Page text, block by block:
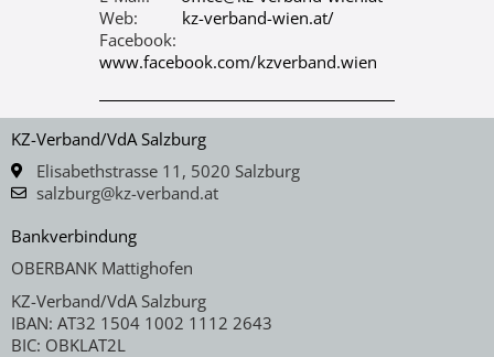
Web: kz-verband-wien.at/
Facebook:
www.facebook.com/kzverband.wien
KZ-Verband/VdA Salzburg
Elisabethstrasse 11, 5020 Salzburg
salzburg@kz-verband.at
Bankverbindung
OBERBANK Mattighofen
KZ-Verband/VdA Salzburg
IBAN: AT32 1504 1002 1112 2643
BIC: OBKLAT2L